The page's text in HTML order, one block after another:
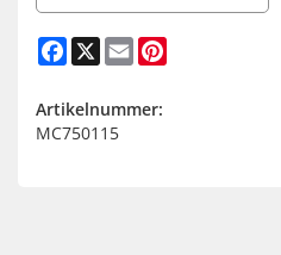
Facebook
X Email
Artikelnummer:
MC750115